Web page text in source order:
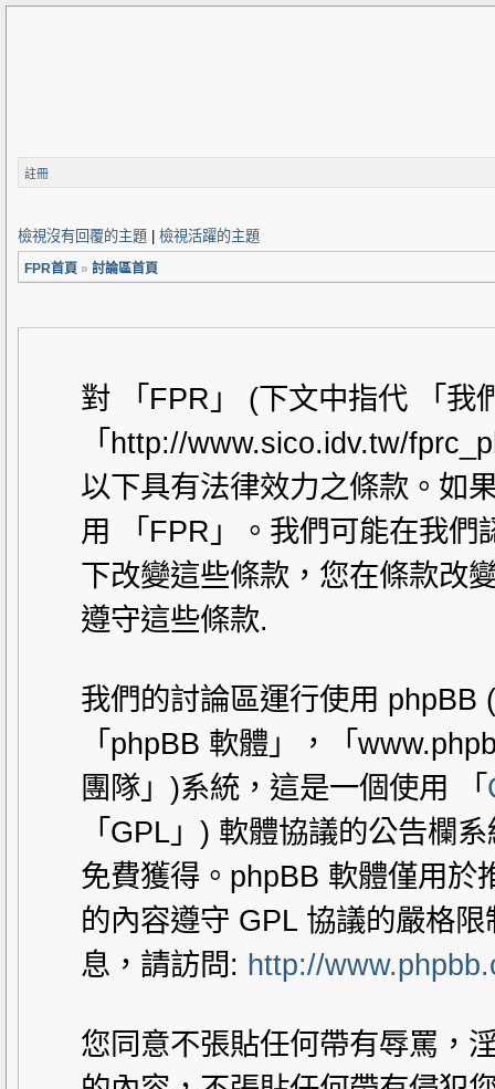
註冊
檢視沒有回覆的主題 檢視活躍的主題
FPR首頁 » 討論區首頁
對 「FPR」 (下文中指代 「我
「http://www.sico.idv.tw/
以下具有法律效力之條款。如
用 「FPR」。我們可能在我們
下改變這些條款，您在條款改
遵守這些條款.
我們的討論區運行使用 phpBB
「phpBB 軟體」，「
團隊」)系統，這是一個使用 「
「GPL」) 軟體協議的公告欄
免費獲得。phpBB 軟體僅用於
的內容遵守 GPL 協議的嚴格
息，請訪問: http://
您同意不張貼任何帶有辱罵，